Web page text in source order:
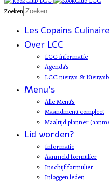
Zoeken
Les Copains
Over LCC
LCC informatie
Agenda's
LCC nieuws &
Menu's
Alle Menu's
Maandmenu compleet
Maaltijd planner
Lid worden?
Informatie
Aanmeld formulier
Inschijf formulier
Inloggen leden